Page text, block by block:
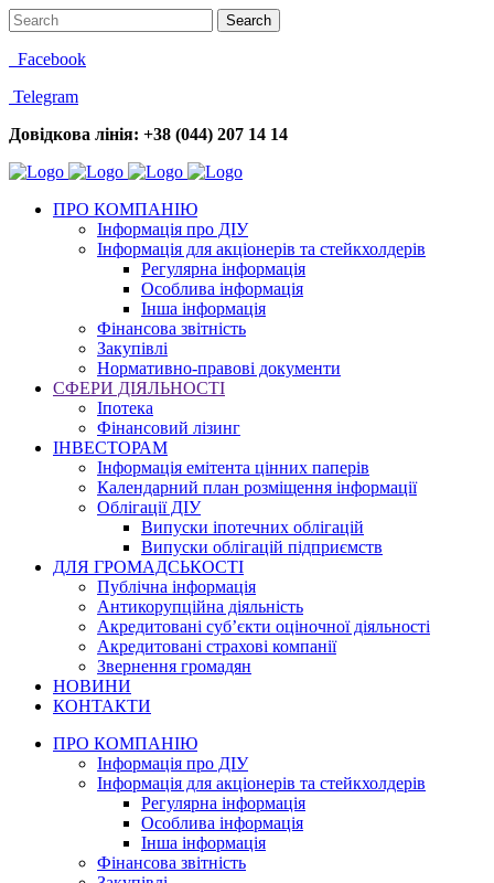
Facebook
Telegram
Довідкова лінія: +38 (044) 207 14 14
ПРО КОМПАНІЮ
Інформація про ДІУ
Інформація для акціонерів та стейкхолдерів
Регулярна інформація
Особлива інформація
Інша інформація
Фінансова звітність
Закупівлі
Нормативно-правові документи
СФЕРИ ДІЯЛЬНОСТІ
Іпотека
Фінансовий лізинг
ІНВЕСТОРАМ
Інформація емітента цінних паперів
Календарний план розміщення інформації
Облігації ДІУ
Випуски іпотечних облігацій
Випуски облігацій підприємств
ДЛЯ ГРОМАДСЬКОСТІ
Публічна інформація
Антикорупційна діяльність
Акредитовані суб’єкти оціночної діяльності
Акредитовані страхові компанії
Звернення громадян
НОВИНИ
КОНТАКТИ
ПРО КОМПАНІЮ
Інформація про ДІУ
Інформація для акціонерів та стейкхолдерів
Регулярна інформація
Особлива інформація
Інша інформація
Фінансова звітність